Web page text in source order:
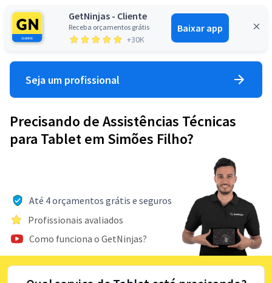
GetNinjas - Cliente
Receba orçamentos grátis
+30K
Baixar app
Entrar
Seja um profissional
Precisando de Assistências Técnicas
para Tablet em Simões Filho?
Até 4 orçamentos grátis e seguros
Profissionais avaliados
Como funciona o GetNinjas?